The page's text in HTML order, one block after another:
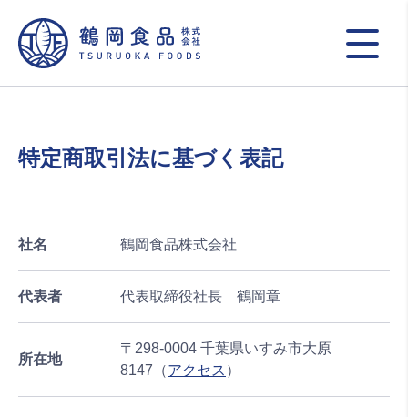
特定商取引法に基づく表記
社名 鶴岡食品株式会社
代表者 代表取締役社長 鶴岡章
所在地
〒298-0004 千葉県いすみ市大原
8147（アクセス ）